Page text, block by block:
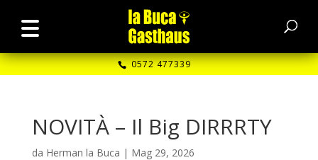
0572 477339
NOVITÀ – Il Big DIRRRTY
da Herman la Buca | Mag 29, 2026